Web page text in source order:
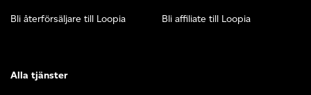
Bli återförsäljare till Loopia Bli affiliate till Loopia
Alla tjänster